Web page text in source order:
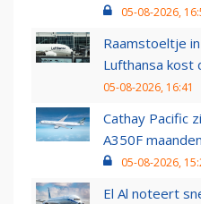
05-08-2026,
Raamstoeltje
Lufthansa kost
05-08-2026, 16:41
Cathay Pacific
A350F
05-08-2026,
El Al noteert